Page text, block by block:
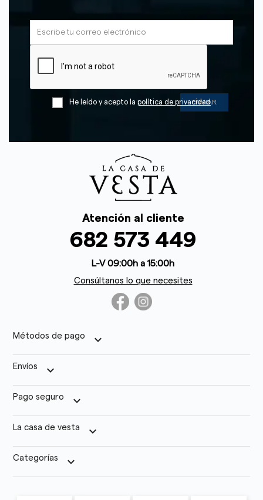
He leído y acepto la política de privacidad
Atención al cliente
682 573 449
L-V 09:00h a 15:00h
Consúltanos lo que necesites
Métodos de pago keyboard_arrow_down
Envíos keyboard_arrow_down
Pago seguro keyboard_arrow_down
La casa de vesta keyboard_arrow_down
Categorías keyboard_arrow_down